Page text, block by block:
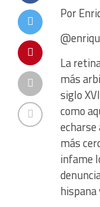
Por
La
más
siglo
como
echarse
más
infame
hispana